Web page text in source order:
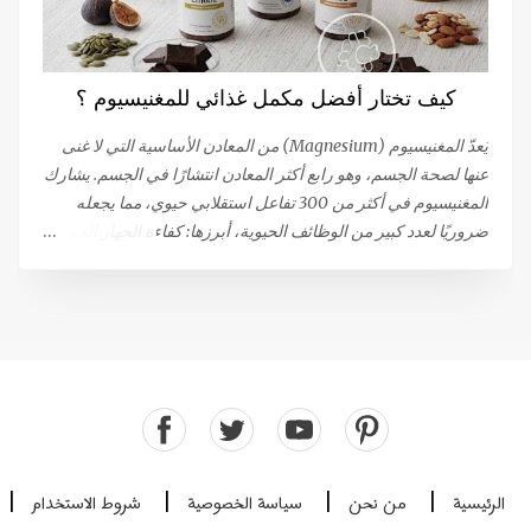
إلى المرحاض أو ملامسة الحشفة للملابس قد تؤدي إلى حدوث
القذف التلقائي. 81٪ من الرجال الذين يعانون من هذا النوع من
القذف لا يشعرون بالمتعة أثناء حدوثه. بينما تعترف النسبة المتبقية
(19 ٪) بشعورهم بالنشوة، (ولكنها أقل من تلك التي تحدث أثناء
الإتصال الجنسي المرغوب فيه)، أو تقلصات تحت الحوض التي تحدث
أثناء النشوة الجنسية. يمكن أن تؤدي...
كيف تختار أفضل مكمل غذائي للمغنيسيوم ؟
يُعدّ المغنيسيوم (Magnesium) من المعادن الأساسية التي لا غنى
عنها لصحة الجسم، وهو رابع أكثر المعادن انتشارًا في الجسم. يشارك
المغنيسيوم في أكثر من 300 تفاعل استقلابي حيوي، مما يجعله
ضروريًا لعدد كبير من الوظائف الحيوية، أبرزها: كفاءة الجهاز العصبي
حالات النقص فيه منتشرة على نطاق واسع، خاصة في ظل ظروف
الإجهاد والتوتر التي تزيد من استهلاكه. يُعتبر نقص المغنيسيوم سببًا
رئيسيًا للشعور بالإرهاق والتعب المزمن، مما يستدعي اللجوء إلى
المكملات الغذائية في كثير من الأحيان. معايير اختيار مكمل
الرئيسية من نحن سياسة الخصوصية شروط الاستخدام